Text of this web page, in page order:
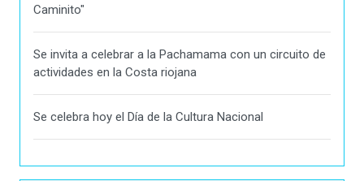
Caminito"
Se invita a celebrar a la Pachamama con un circuito de
actividades en la Costa riojana
Se celebra hoy el Día de la Cultura Nacional